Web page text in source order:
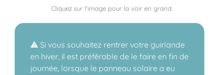
Cliquez sur l'image pour la voir en grand.
⚠️ Si vous souhaitez rentrer votre guirlande
en hiver, il est préférable de le faire en fin de
journée, lorsque le panneau solaire a eu